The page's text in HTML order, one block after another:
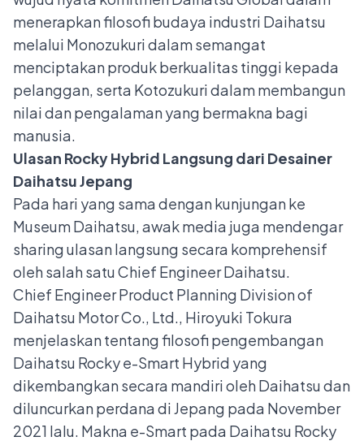
menerapkan filosofi budaya industri Daihatsu
melalui Monozukuri dalam semangat
menciptakan produk berkualitas tinggi kepada
pelanggan, serta Kotozukuri dalam membangun
nilai dan pengalaman yang bermakna bagi
manusia.
Ulasan Rocky Hybrid Langsung dari Desainer
Daihatsu Jepang
Pada hari yang sama dengan kunjungan ke
Museum Daihatsu, awak media juga mendengar
sharing ulasan langsung secara komprehensif
oleh salah satu Chief Engineer Daihatsu.
Chief Engineer Product Planning Division of
Daihatsu Motor Co., Ltd., Hiroyuki Tokura
menjelaskan tentang filosofi pengembangan
Daihatsu Rocky e-Smart Hybrid yang
dikembangkan secara mandiri oleh Daihatsu dan
diluncurkan perdana di Jepang pada November
2021 lalu. Makna e-Smart pada Daihatsu Rocky